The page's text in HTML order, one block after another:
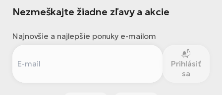
Nezmeškajte žiadne zľavy a akcie
Najnovšie a najlepšie ponuky e-mailom
Prihlásiť
sa